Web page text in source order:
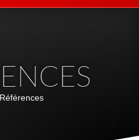
Références